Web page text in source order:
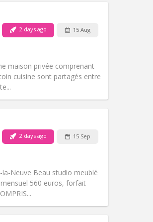
2 days ago 15 Aug
maison privée comprenant
cuisine sont partagés entre
Calm
2 days ago 15 Sep
Neuve Beau studio meublé
560 euros, forfait
Studious